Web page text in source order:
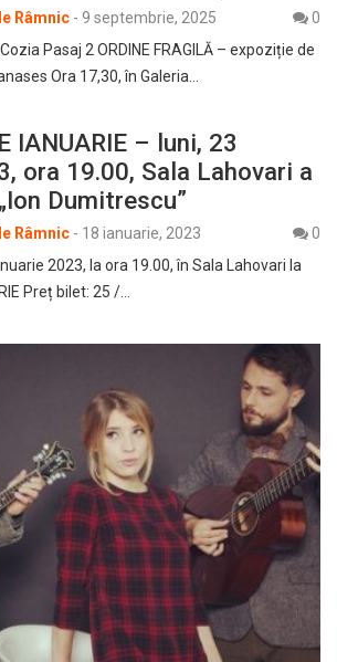
Râmnic - 9 septembrie, 2025
0
Pasaj 2 ORDINE FRAGILĂ – expoziție de
Ora 17,30, în Galeria…
IANUARIE – luni, 23
ora 19.00, Sala Lahovari a
Dumitrescu”
Râmnic - 18 ianuarie, 2023
0
2023, la ora 19.00, în Sala Lahovari la
Preț bilet: 25 /…